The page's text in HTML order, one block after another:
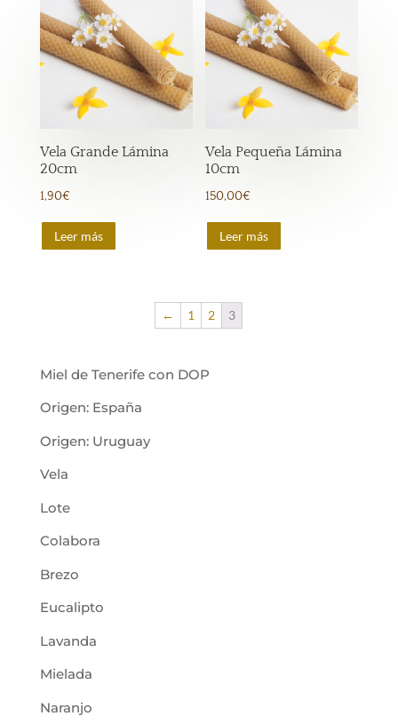
Vela Grande Lámina
20cm
1,90€
Leer más
Vela Pequeña Lámina
10cm
150,00€
Leer más
← 1 2 3
Miel de Tenerife con DOP
Origen: España
Origen: Uruguay
Vela
Lote
Colabora
Brezo
Eucalipto
Lavanda
Mielada
Naranjo